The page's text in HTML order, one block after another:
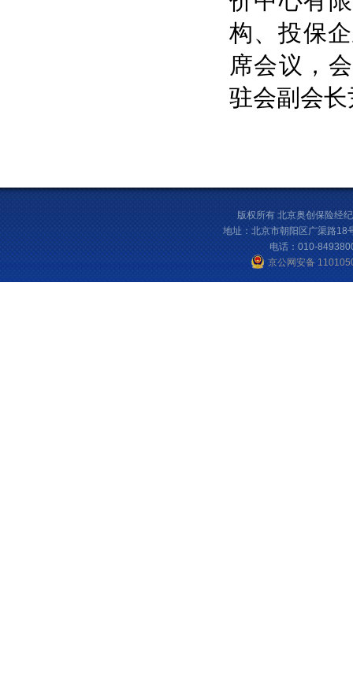
构、投保
席会议，
驻会副会
版权所有 北京奥创保险经
地址：北京市朝阳区广渠路
电话：010-
京公网安备